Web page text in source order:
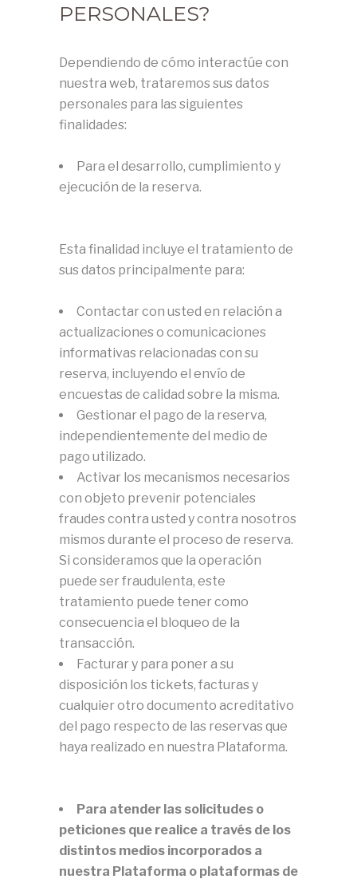
PERSONALES?
Dependiendo de cómo interactúe con
nuestra web, trataremos sus datos
personales para las siguientes
finalidades:
Para el desarrollo, cumplimiento y
ejecución de la reserva.
Esta finalidad incluye el tratamiento de
sus datos principalmente para:
Contactar con usted en relación a
actualizaciones o comunicaciones
informativas relacionadas con su
reserva, incluyendo el envío de
encuestas de calidad sobre la misma.
Gestionar el pago de la reserva,
independientemente del medio de
pago utilizado.
Activar los mecanismos necesarios
con objeto prevenir potenciales
fraudes contra usted y contra nosotros
mismos durante el proceso de reserva.
Si consideramos que la operación
puede ser fraudulenta, este
tratamiento puede tener como
consecuencia el bloqueo de la
transacción.
Facturar y para poner a su
disposición los tickets, facturas y
cualquier otro documento acreditativo
del pago respecto de las reservas que
haya realizado en nuestra Plataforma.
Para atender las solicitudes o
peticiones que realice a través de los
distintos medios incorporados a
nuestra Plataforma o plataformas de